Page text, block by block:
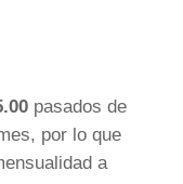
pasados de
por lo que
a